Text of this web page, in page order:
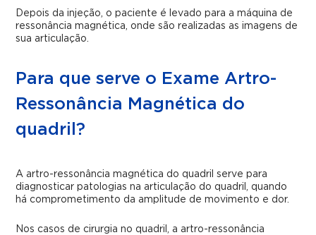
Depois da injeção, o paciente é levado para a máquina de
ressonância magnética, onde são realizadas as imagens de
sua articulação.
Para que serve o Exame Artro-
Ressonância Magnética do
quadril?
A artro-ressonância magnética do quadril serve para
diagnosticar patologias na articulação do quadril, quando
há comprometimento da amplitude de movimento e dor.
Nos casos de cirurgia no quadril, a artro-ressonância